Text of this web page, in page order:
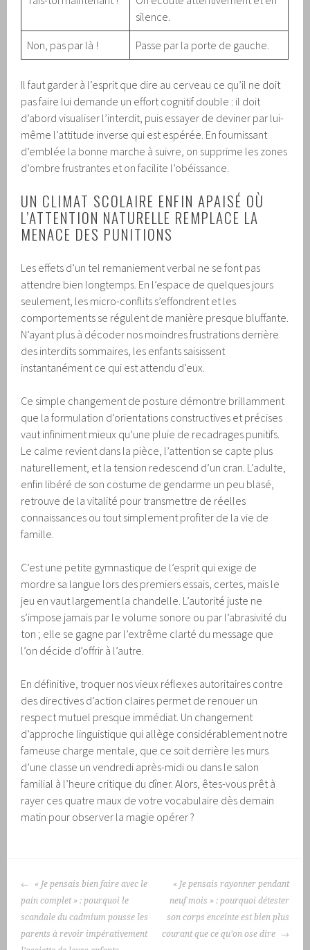
silence.
Non, pas par là ! Passe par la porte de gauche.
Il faut garder à l’esprit que dire au cerveau ce qu’il ne doit
pas faire lui demande un effort cognitif double : il doit
d’abord visualiser l’interdit, puis essayer de deviner par lui-
même l’attitude inverse qui est espérée. En fournissant
d’emblée la bonne marche à suivre, on supprime les zones
d’ombre frustrantes et on facilite l’obéissance.
UN CLIMAT SCOLAIRE ENFIN APAISÉ OÙ
L’ATTENTION NATURELLE REMPLACE LA
MENACE DES PUNITIONS
Les effets d’un tel remaniement verbal ne se font pas
attendre bien longtemps. En l’espace de quelques jours
seulement, les micro-conflits s’effondrent et les
comportements se régulent de manière presque bluffante.
N’ayant plus à décoder nos moindres frustrations derrière
des interdits sommaires, les enfants saisissent
instantanément ce qui est attendu d’eux.
Ce simple changement de posture démontre brillamment
que la formulation d’orientations constructives et précises
vaut infiniment mieux qu’une pluie de recadrages punitifs.
Le calme revient dans la pièce, l’attention se capte plus
naturellement, et la tension redescend d’un cran. L’adulte,
enfin libéré de son costume de gendarme un peu blasé,
retrouve de la vitalité pour transmettre de réelles
connaissances ou tout simplement profiter de la vie de
famille.
C’est une petite gymnastique de l’esprit qui exige de
mordre sa langue lors des premiers essais, certes, mais le
jeu en vaut largement la chandelle. L’autorité juste ne
s’impose jamais par le volume sonore ou par l’abrasivité du
ton ; elle se gagne par l’extrême clarté du message que
l’on décide d’offrir à l’autre.
En définitive, troquer nos vieux réflexes autoritaires contre
des directives d’action claires permet de renouer un
respect mutuel presque immédiat. Un changement
d’approche linguistique qui allège considérablement notre
fameuse charge mentale, que ce soit derrière les murs
d’une classe un vendredi après-midi ou dans le salon
familial à l’heure critique du dîner. Alors, êtes-vous prêt à
rayer ces quatre maux de votre vocabulaire dès demain
matin pour observer la magie opérer ?
NAVIGATION
DES
ARTICLES
« Je pensais bien faire avec le
pain complet » : pourquoi le
scandale du cadmium pousse les
parents à revoir impérativement
« Je pensais rayonner pendant
neuf mois » : pourquoi détester
son corps enceinte est bien plus
courant que ce qu’on ose dire